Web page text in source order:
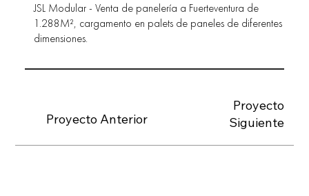
Proyecto
Siguiente
Proyecto Anterior
JSL Modular - Venta de panelería a Fuerteventura de
1.288M², cargamento en palets de paneles de diferentes
dimensiones.